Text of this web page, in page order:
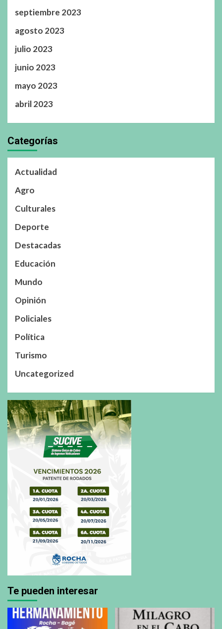
septiembre 2023
agosto 2023
julio 2023
junio 2023
mayo 2023
abril 2023
Categorías
Actualidad
Agro
Culturales
Deporte
Destacadas
Educación
Mundo
Opinión
Policiales
Política
Turismo
Uncategorized
Te pueden interesar